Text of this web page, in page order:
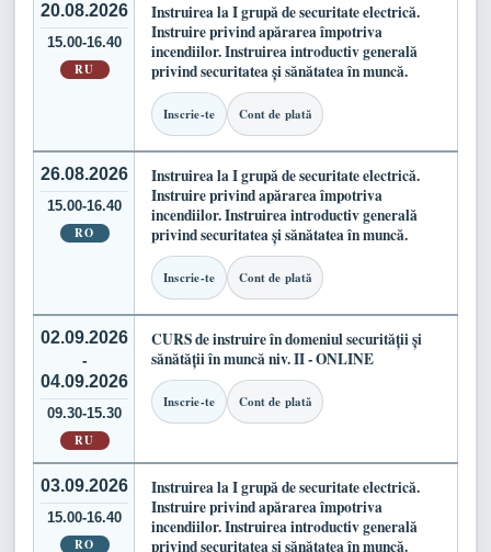
20.08.2026
15.00-16.40
RU
Instruirea la I grupă de securitate electrică.
Instruire privind apărarea împotriva
incendiilor. Instruirea introductiv generală
privind securitatea și sănătatea în muncă.
Inscrie-te Cont de plată
26.08.2026
15.00-16.40
RO
Instruirea la I grupă de securitate electrică.
Instruire privind apărarea împotriva
incendiilor. Instruirea introductiv generală
privind securitatea și sănătatea în muncă.
Inscrie-te Cont de plată
02.09.2026
-
04.09.2026
09.30-15.30
RU
CURS de instruire în domeniul securității și
sănătății în muncă niv. II - ONLINE
Inscrie-te Cont de plată
03.09.2026
15.00-16.40
RO
Instruirea la I grupă de securitate electrică.
Instruire privind apărarea împotriva
incendiilor. Instruirea introductiv generală
privind securitatea și sănătatea în muncă.